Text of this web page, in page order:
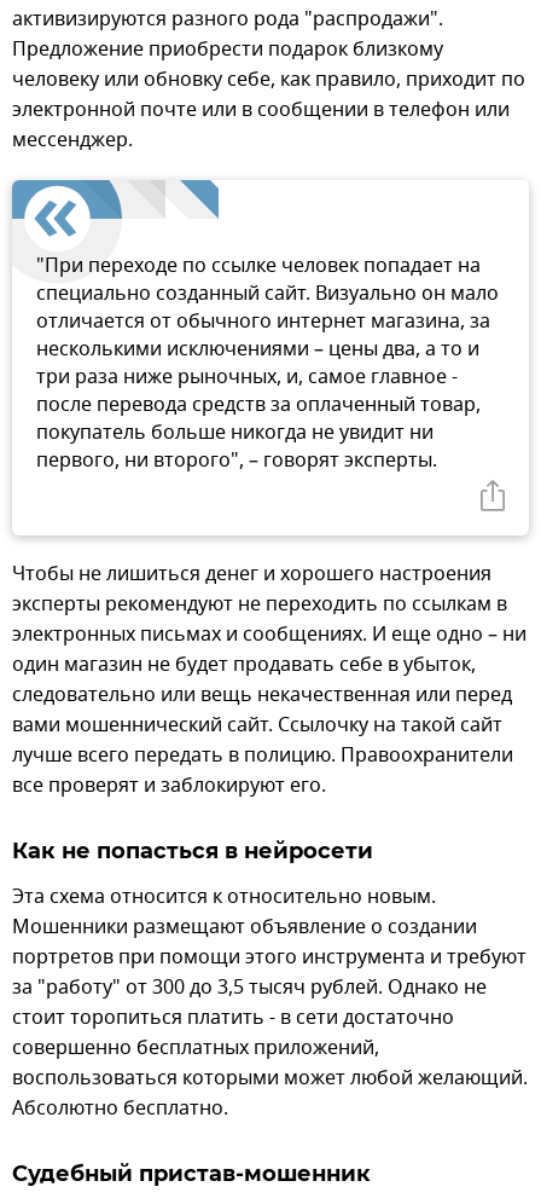
активизируются разного рода "распродажи".
Предложение приобрести подарок близкому
человеку или обновку себе, как правило, приходит по
электронной почте или в сообщении в телефон или
мессенджер.
"При переходе по ссылке человек попадает на
специально созданный сайт. Визуально он мало
отличается от обычного интернет магазина, за
несколькими исключениями – цены два, а то и
три раза ниже рыночных, и, самое главное -
после перевода средств за оплаченный товар,
покупатель больше никогда не увидит ни
первого, ни второго", – говорят эксперты.
Чтобы не лишиться денег и хорошего настроения
эксперты рекомендуют не переходить по ссылкам в
электронных письмах и сообщениях. И еще одно – ни
один магазин не будет продавать себе в убыток,
следовательно или вещь некачественная или перед
вами мошеннический сайт. Ссылочку на такой сайт
лучше всего передать в полицию. Правоохранители
все проверят и заблокируют его.
Как не попасться в нейросети
Эта схема относится к относительно новым.
Мошенники размещают объявление о создании
портретов при помощи этого инструмента и требуют
за "работу" от 300 до 3,5 тысяч рублей. Однако не
стоит торопиться платить - в сети достаточно
совершенно бесплатных приложений,
воспользоваться которыми может любой желающий.
Абсолютно бесплатно.
Судебный пристав-мошенник